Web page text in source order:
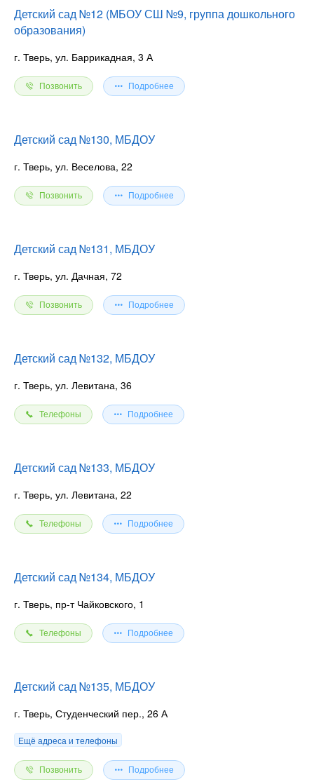
Детский сад №12 (МБОУ СШ №9, группа дошкольного
образования)
г. Тверь, ул. Баррикадная, 3 А
Позвонить Подробнее
Детский сад №130, МБДОУ
г. Тверь, ул. Веселова, 22
Позвонить Подробнее
Детский сад №131, МБДОУ
г. Тверь, ул. Дачная, 72
Позвонить Подробнее
Детский сад №132, МБДОУ
г. Тверь, ул. Левитана, 36
Телефоны Подробнее
Детский сад №133, МБДОУ
г. Тверь, ул. Левитана, 22
Телефоны Подробнее
Детский сад №134, МБДОУ
г. Тверь, пр-т Чайковского, 1
Телефоны Подробнее
Детский сад №135, МБДОУ
г. Тверь, Студенческий пер., 26 А
Ещё адреса и телефоны
Позвонить Подробнее